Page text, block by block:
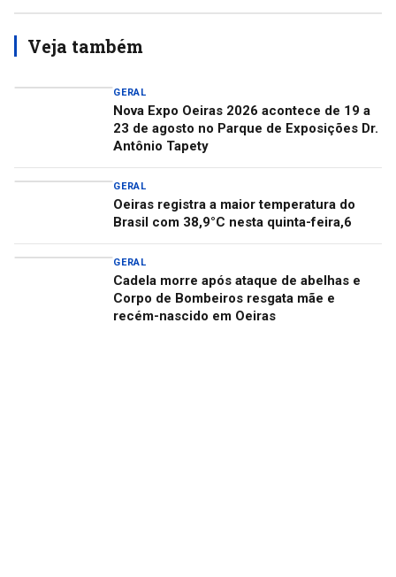
Veja também
GERAL
Nova Expo Oeiras 2026 acontece de 19 a
23 de agosto no Parque de Exposições Dr.
Antônio Tapety
GERAL
Oeiras registra a maior temperatura do
Brasil com 38,9°C nesta quinta-feira,6
GERAL
Cadela morre após ataque de abelhas e
Corpo de Bombeiros resgata mãe e
recém-nascido em Oeiras